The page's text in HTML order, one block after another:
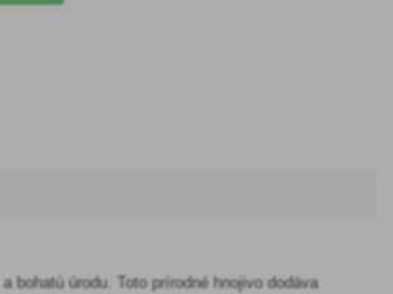
bohatú úrodu. Toto prírodné hnojivo dodáva